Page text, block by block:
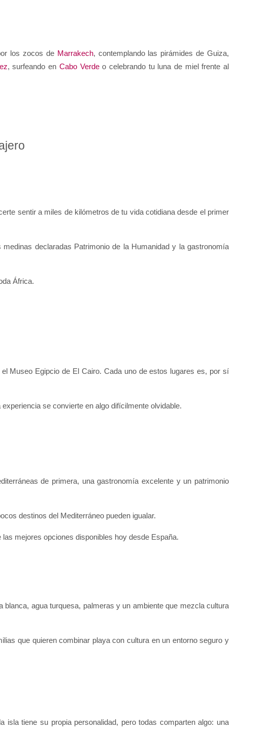
los zocos de Marrakech, contemplando las pirámides de Guiza,
, surfeando en Cabo Verde o celebrando tu luna de miel frente al
sentir a miles de kilómetros de tu vida cotidiana desde el primer
declaradas Patrimonio de la Humanidad y la gastronomía
África.
Museo Egipcio de El Cairo. Cada uno de estos lugares es, por sí
se convierte en algo difícilmente olvidable.
de primera, una gastronomía excelente y un patrimonio
destinos del Mediterráneo pueden igualar.
mejores opciones disponibles hoy desde España.
agua turquesa, palmeras y un ambiente que mezcla cultura
que quieren combinar playa con cultura en un entorno seguro y
tiene su propia personalidad, pero todas comparten algo: una